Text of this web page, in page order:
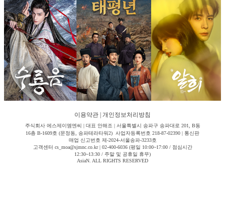
이용약관 개인정보처리방침
주식회사 에스제이엠엔씨 | 대표 안해조 | 서울특별시 송파구 송파대로 201, B동
16층 B-1609호 (문정동, 송파테라타워2) 사업자등록번호 218-87-02390 | 통신판
매업 신고번호 제-2024-서울송파-3233호
고객센터 cs_moa@sjmnc.co.kr | 02-400-6036 (평일 10:00~17:00 / 점심시간
12:30~13:30 / 주말 및 공휴일 휴무)
AsiaN. ALL RIGHTS RESERVED